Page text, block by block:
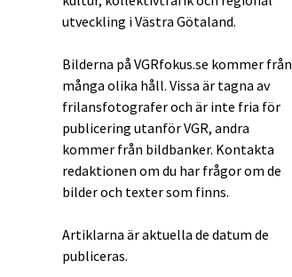
utveckling i Västra Götaland.
Bilderna på VGRfokus.se kommer från
många olika håll. Vissa är tagna av
frilansfotografer och är inte fria för
publicering utanför VGR, andra
kommer från bildbanker. Kontakta
redaktionen om du har frågor om de
bilder och texter som finns.
Artiklarna är aktuella de datum de
publiceras.